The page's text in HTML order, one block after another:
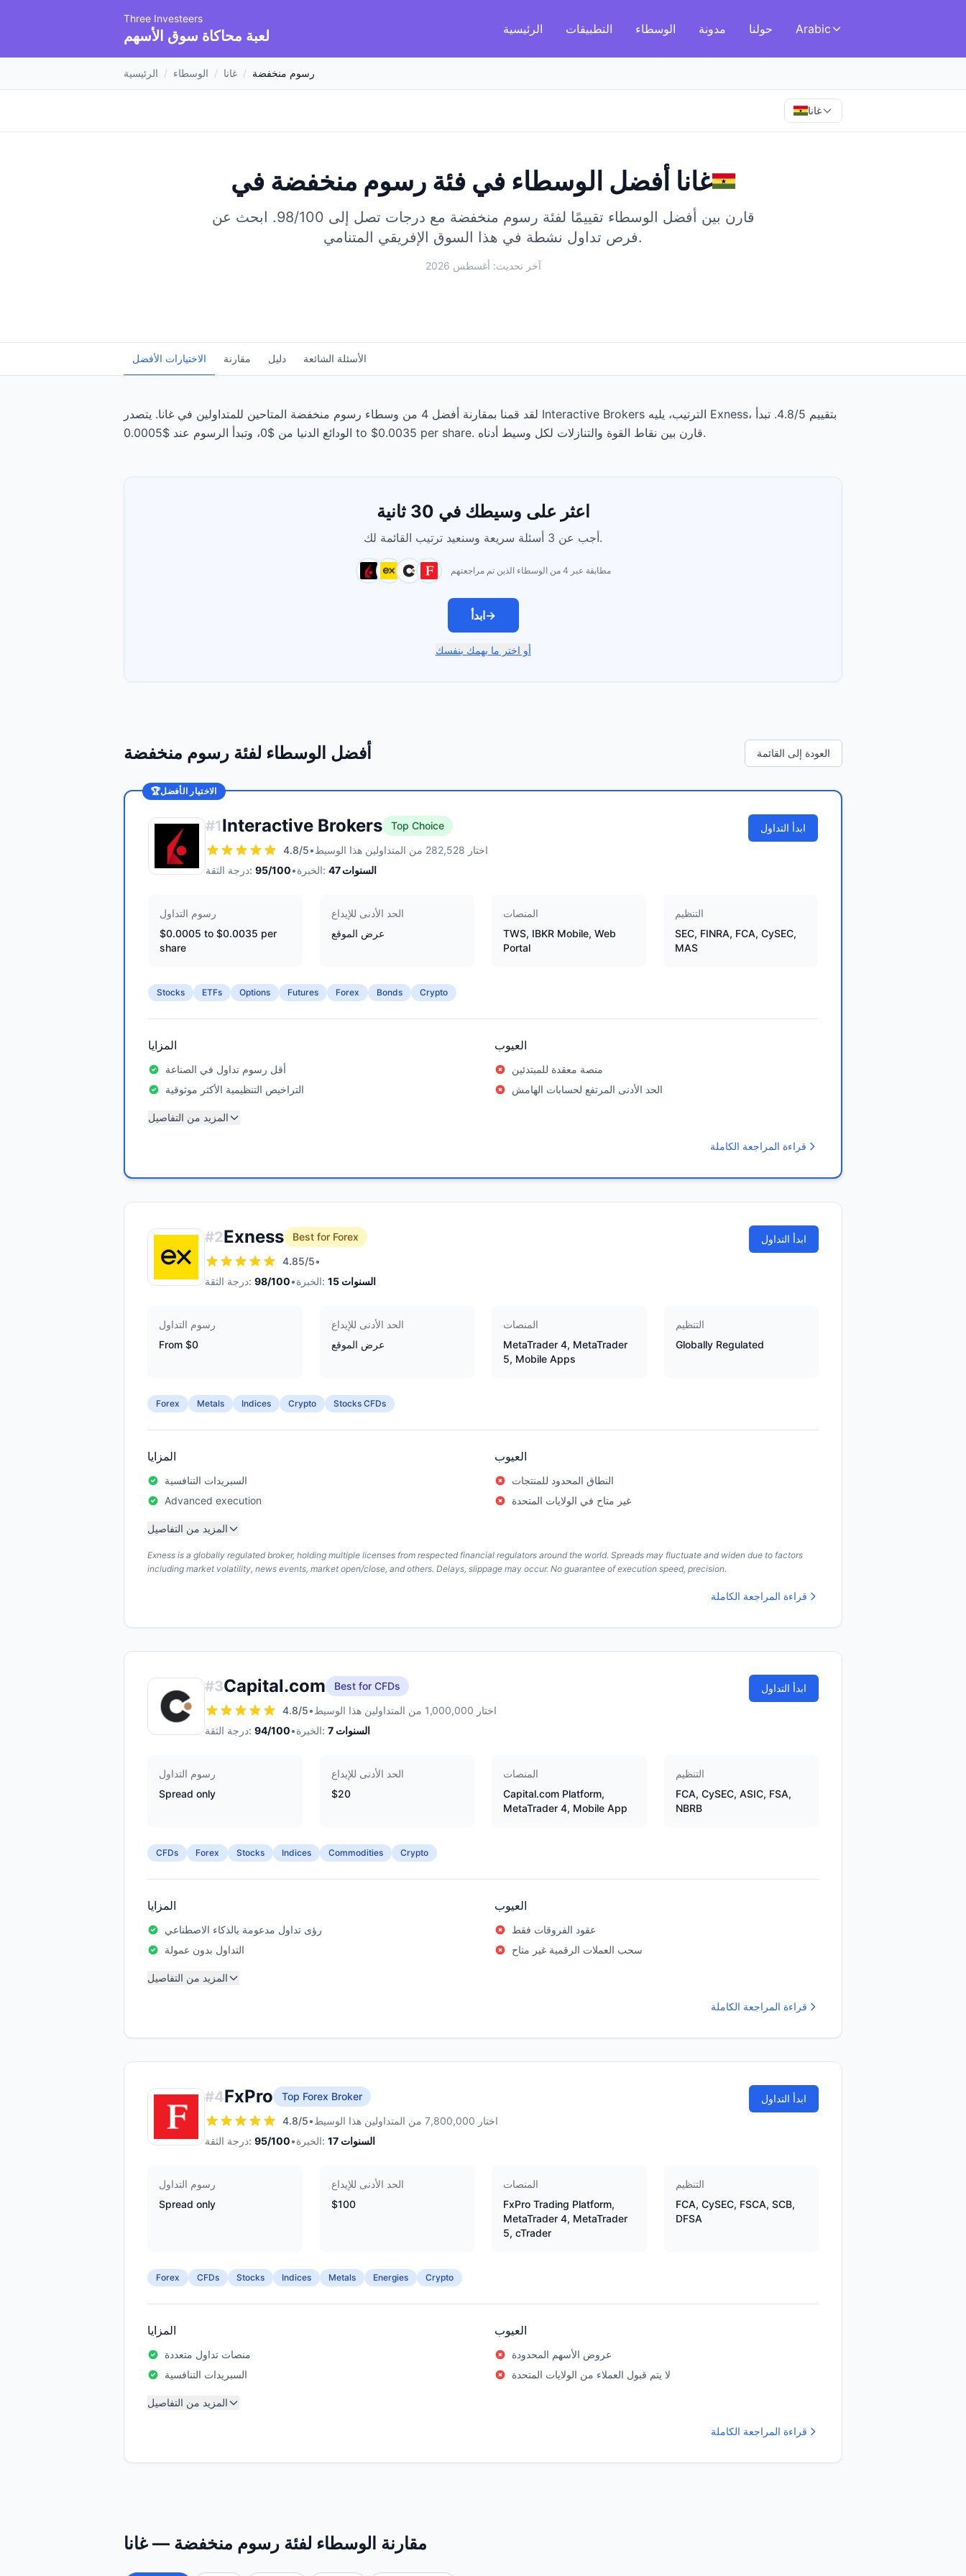
Three Investeers
لعبة محاكاة سوق الأسهم الرئيسية التطبيقات الوسطاء مدونة حولنا Arabic
الرئيسية / الوسطاء / غانا / رسوم منخفضة
غانا
أفضل الوسطاء في فئة رسوم منخفضة غانا
قارن بين أفضل الوسطاء تقييمًا لفئة رسوم منخفضة مع درجات تصل إلى 98/100.
ابحث عن
فرص تداول نشطة في هذا السوق الإفريقي المتنامي.
آخر تحديث: أغسطس 2026
الاختيارات الأفضل مقارنة دليل الأسئلة الشائعة
لقد قمنا بمقارنة أفضل 4 من وسطاء رسوم منخفضة المتاحين للمتداولين في غانا. يتصدر Interactive Brokers الترتيب، يليه Exness، بتقييم 4.8/5. تبدأ
الودائع الدنيا من $0، وتبدأ الرسوم عند $0.0005 to $0.0035 per share. قارن بين نقاط القوة والتنازلات لكل وسيط أدناه.
اعثر على وسيطك في 30 ثانية
أجب عن 3 أسئلة سريعة وسنعيد ترتيب القائمة لك.
مطابقة عبر 4 من الوسطاء الذين تم مراجعتهم
ابدأ→
أو اختر ما يهمك بنفسك
أفضل الوسطاء لفئة رسوم منخفضة العودة إلى القائمة
🏆الاختيار الأفضل
#1Interactive Brokers
Top Choice
4.8/5•
اختار 282,528 من المتداولين هذا الوسيط
درجة الثقة: 95/100• الخبرة: 47 السنوات
ابدأ التداول
رسوم التداول
$0.0005 to $0.0035 per
share
الحد الأدنى للإيداع
عرض الموقع
المنصات
TWS, IBKR Mobile, Web
Portal
التنظيم
SEC, FINRA, FCA, CySEC,
MAS
Stocks ETFs Options Futures Forex Bonds Crypto
المزايا
أقل رسوم تداول في الصناعة
التراخيص التنظيمية الأكثر موثوقية
العيوب
منصة معقدة للمبتدئين
الحد الأدنى المرتفع لحسابات الهامش
المزيد من التفاصيل
قراءة المراجعة الكاملة
#2Exness
Best for Forex
4.85/5•
درجة الثقة: 98/100• الخبرة: 15 السنوات
ابدأ التداول
رسوم التداول
From $0
الحد الأدنى للإيداع
عرض الموقع
المنصات
MetaTrader 4, MetaTrader
5, Mobile Apps
التنظيم
Globally Regulated
Forex Metals Indices Crypto Stocks CFDs
المزايا
السبريدات التنافسية
Advanced execution
العيوب
النطاق المحدود للمنتجات
غير متاح في الولايات المتحدة
المزيد من التفاصيل
Exness is a globally regulated broker, holding multiple licenses from respected financial regulators around the world. Spreads may fluctuate and widen due to factors
including market volatility, news events, market open/close, and others. Delays, slippage may occur. No guarantee of execution speed, precision.
قراءة المراجعة الكاملة
#3Capital.com
Best for CFDs
4.8/5•
اختار 1,000,000 من المتداولين هذا الوسيط
درجة الثقة: 94/100• الخبرة: 7 السنوات
ابدأ التداول
رسوم التداول
Spread only
الحد الأدنى للإيداع
$20
المنصات
Capital.com Platform,
MetaTrader 4, Mobile App
التنظيم
FCA, CySEC, ASIC, FSA,
NBRB
CFDs Forex Stocks Indices Commodities Crypto
المزايا
رؤى تداول مدعومة بالذكاء الاصطناعي
التداول بدون عمولة
العيوب
عقود الفروقات فقط
سحب العملات الرقمية غير متاح
المزيد من التفاصيل
قراءة المراجعة الكاملة
#4FxPro
Top Forex Broker
4.8/5•
اختار 7,800,000 من المتداولين هذا الوسيط
درجة الثقة: 95/100• الخبرة: 17 السنوات
ابدأ التداول
رسوم التداول
Spread only
الحد الأدنى للإيداع
$100
المنصات
FxPro Trading Platform,
MetaTrader 4, MetaTrader
5, cTrader
التنظيم
FCA, CySEC, FSCA, SCB,
DFSA
Forex CFDs Stocks Indices Metals Energies Crypto
المزايا
منصات تداول متعددة
السبريدات التنافسية
العيوب
عروض الأسهم المحدودة
لا يتم قبول العملاء من الولايات المتحدة
المزيد من التفاصيل
قراءة المراجعة الكاملة
مقارنة الوسطاء لفئة رسوم منخفضة — غانا